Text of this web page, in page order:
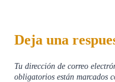
Deja una
Tu dirección de correo
obligatorios están marcados